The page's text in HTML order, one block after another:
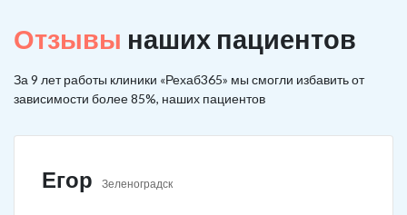
Отзывы наших пациентов
За 9 лет работы клиники «Рехаб365» мы смогли избавить от
зависимости более 85%, наших пациентов
Егор Зеленоградск